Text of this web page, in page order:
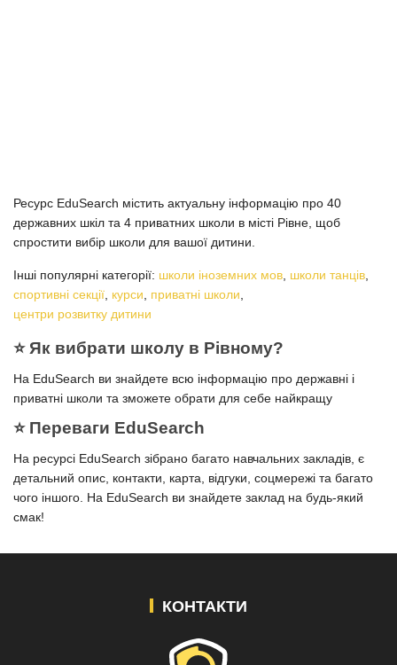
Ресурс EduSearch містить актуальну інформацію про 40
державних шкіл та 4 приватних школи в місті Рівне, щоб
спростити вибір школи для вашої дитини.
Інші популярні категорії: школи іноземних мов, школи танців,
спортивні секції, курси, приватні школи,
центри розвитку дитини
⭐️ Як вибрати школу в Рівному?
На EduSearch ви знайдете всю інформацію про державні і
приватні школи та зможете обрати для себе найкращу
⭐️ Переваги EduSearch
На ресурсі EduSearch зібрано багато навчальних закладів, є
детальний опис, контакти, карта, відгуки, соцмережі та багато
чого іншого. На EduSearch ви знайдете заклад на будь-який
смак!
КОНТАКТИ